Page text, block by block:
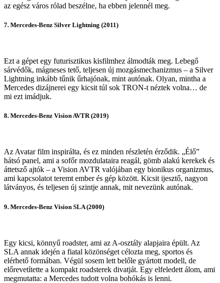
az egész város rólad beszélne, ha ebben jelennél meg.
7. Mercedes-Benz Silver Lightning (2011)
Ezt a gépet egy futurisztikus kisfilmhez álmodták meg. Lebegő
sárvédők, mágneses tető, teljesen új mozgásmechanizmus – a Silver
Lightning inkább tűnik űrhajónak, mint autónak. Olyan, mintha a
Mercedes dizájnerei egy kicsit túl sok TRON-t néztek volna… de
mi ezt imádjuk.
8. Mercedes-Benz Vision AVTR (2019)
Az Avatar film inspirálta, és ez minden részletén érződik. „Élő”
hátsó panel, ami a sofőr mozdulataira reagál, gömb alakú kerekek és
áttetsző ajtók – a Vision AVTR valójában egy bionikus organizmus,
ami kapcsolatot teremt ember és gép között. Kicsit ijesztő, nagyon
látványos, és teljesen új szintje annak, mit nevezünk autónak.
9. Mercedes-Benz Vision SLA (2000)
Egy kicsi, könnyű roadster, ami az A-osztály alapjaira épült. Az
SLA annak idején a fiatal közönséget célozta meg, sportos és
elérhető formában. Végül sosem lett belőle gyártott modell, de
előrevetítette a kompakt roadsterek divatját. Egy elfeledett álom, ami
megmutatta: a Mercedes tudott volna bohókás is lenni.